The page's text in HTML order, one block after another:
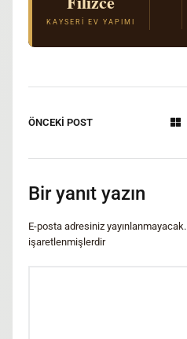
KAYSERI EV YAPIMI
ÖNCEKİ POST
Bir yanıt yazın
E-posta adresiniz yayınlanmayacak.
işaretlenmişlerdir